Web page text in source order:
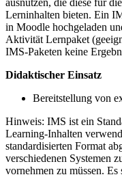
Lerninhalten bieten. Ein
in Moodle hochgeladen
Aktivität Lernpaket
IMS-Paketen keine
Didaktischer Einsatz
Bereitstellung von
Hinweis: IMS ist ein
Learning-Inhalten
standardisierten Format
verschiedenen Systemen
vornehmen zu müssen.